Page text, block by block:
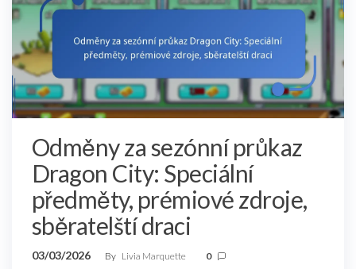
Odměny za sezónní průkaz
Dragon City: Speciální
předměty, prémiové zdroje,
sběratelští draci
03/03/2026 By Livia Marquette 0